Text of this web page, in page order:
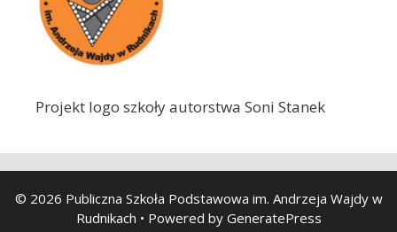
Projekt logo szkoły autorstwa Soni Stanek
© 2026 Publiczna Szkoła Podstawowa im. Andrzeja Wajdy w
Rudnikach • Powered by GeneratePress